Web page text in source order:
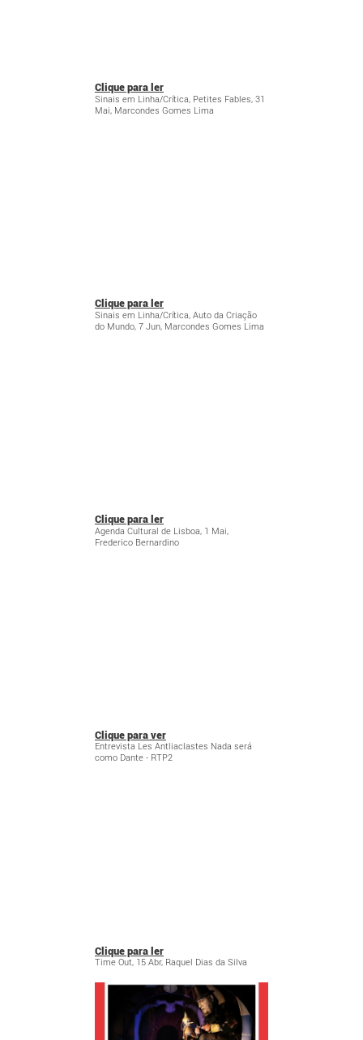
Clique para ler
Sinais em Linha/Crítica, Petites Fables, 31
Mai, Marcondes Gomes Lima
Clique para ler
Sinais em Linha/Crítica, Auto da Criação
do Mundo, 7 Jun, Marcondes Gomes Lima
Clique para ler
Agenda Cultural de Lisboa, 1 Mai,
Frederico Bernardino
Clique para ver
Entrevista Les Antliaclastes Nada será
como Dante - RTP2
Clique para ler
Time Out, 15 Abr, Raquel Dias da Silva